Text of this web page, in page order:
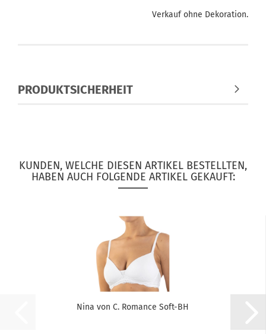
Verkauf ohne Dekoration.
PRODUKTSICHERHEIT
KUNDEN, WELCHE DIESEN ARTIKEL BESTELLTEN,
HABEN AUCH FOLGENDE ARTIKEL GEKAUFT:
Nina von C. Romance Soft-BH